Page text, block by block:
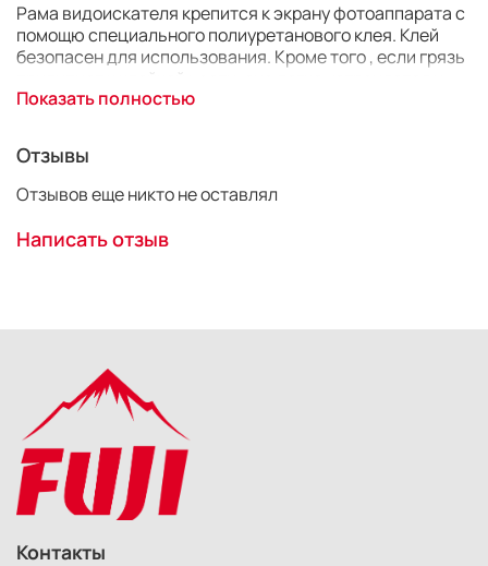
Рама видоискателя крепится к экрану фотоаппарата с
помощю специального полиуретанового клея. Клей
безопасен для использования. Кроме того, если грязь
восстанавливается. Крепление к к
Ширина: 75 мм
Высота: 70 мм
Глубина:. 95 мм
Вес продукта: 80 г
Показать полностью
Отзывы
Отзывов еще никто не оставлял
Написать отзыв
Контакты